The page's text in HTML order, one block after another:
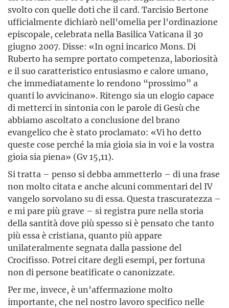
svolto con quelle doti che il card. Tarcisio Bertone
ufficialmente dichiarò nell’omelia per l’ordinazione
episcopale, celebrata nella Basilica Vaticana il 30
giugno 2007. Disse: «In ogni incarico Mons. Di
Ruberto ha sempre portato competenza, laboriosità
e il suo caratteristico entusiasmo e calore umano,
che immediatamente lo rendono “prossimo” a
quanti lo avvicinano». Ritengo sia un elogio capace
di metterci in sintonia con le parole di Gesù che
abbiamo ascoltato a conclusione del brano
evangelico che è stato proclamato: «Vi ho detto
queste cose perché la mia gioia sia in voi e la vostra
gioia sia piena» (Gv 15,11).
Si tratta – penso si debba ammetterlo – di una frase
non molto citata e anche alcuni commentari del IV
vangelo sorvolano su di essa. Questa trascuratezza –
e mi pare più grave – si registra pure nella storia
della santità dove più spesso si è pensato che tanto
più essa è cristiana, quanto più appare
unilateralmente segnata dalla passione del
Crocifisso. Potrei citare degli esempi, per fortuna
non di persone beatificate o canonizzate.
Per me, invece, è un’affermazione molto
importante, che nel nostro lavoro specifico nelle